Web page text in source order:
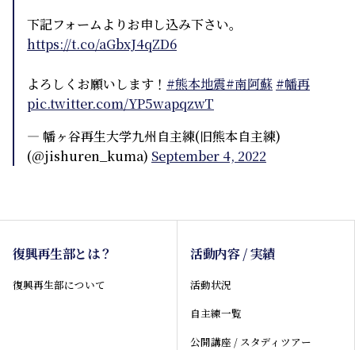
下記フォームよりお申し込み下さい。
https://t.co/aGbxJ4qZD6
よろしくお願いします！ #熊本地震#南阿蘇 #幡再
pic.twitter.com/YP5wapqzwT
— 幡ヶ谷再生大学九州自主練(旧熊本自主練)
(@jishuren_kuma) September 4, 2022
復興再生部とは？
復興再生部について
活動内容 / 実績
活動状況
自主練一覧
公開講座 / スタディツアー